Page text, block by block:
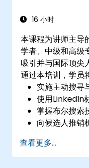
16 小时
本课程为讲师主导
学者、中级和高级
吸引并与国际顶尖
通过本培训，学员
实施主动搜寻
使用LinkedIn
掌握布尔搜索
向候选人推销
查看更多...